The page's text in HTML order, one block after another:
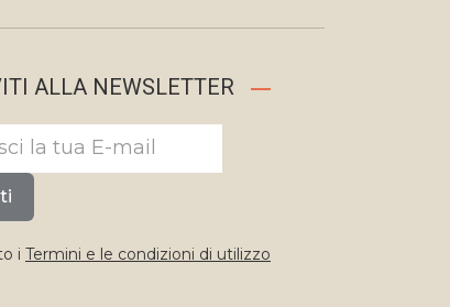
ALLA NEWSLETTER
i Termini e le condizioni di utilizzo